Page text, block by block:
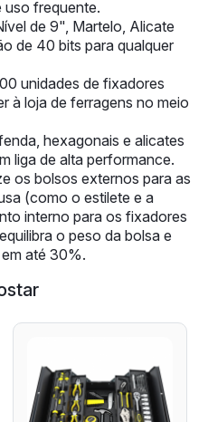
uso frequente.
de 9", Martelo, Alicate
de 40 bits para qualquer
unidades de fixadores
à loja de ferragens no meio
hexagonais e alicates
liga de alta performance.
os bolsos externos para as
(como o estilete e a
interno para os fixadores
o peso da bolsa e
até 30%.